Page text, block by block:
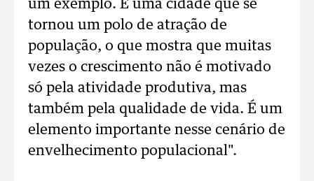
um exemplo. É uma cidade que se
tornou um polo de atração de
população, o que mostra que muitas
vezes o crescimento não é motivado
só pela atividade produtiva, mas
também pela qualidade de vida. É um
elemento importante nesse cenário de
envelhecimento populacional".